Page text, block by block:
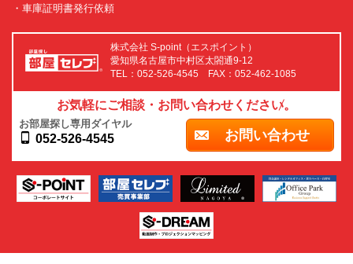
・車庫証明書発行依頼
株式会社 S-point（エスポイント）
愛知県名古屋市中村区太閤通9-12
TEL：052-526-4545 FAX：052-462-1085
お気軽にご相談・お問い合わせください。
お部屋探し専用ダイヤル
052-526-4545 お問い合わせ